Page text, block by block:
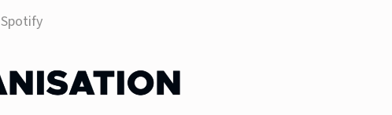
Spotify